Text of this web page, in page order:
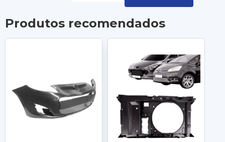
Produtos recomendados